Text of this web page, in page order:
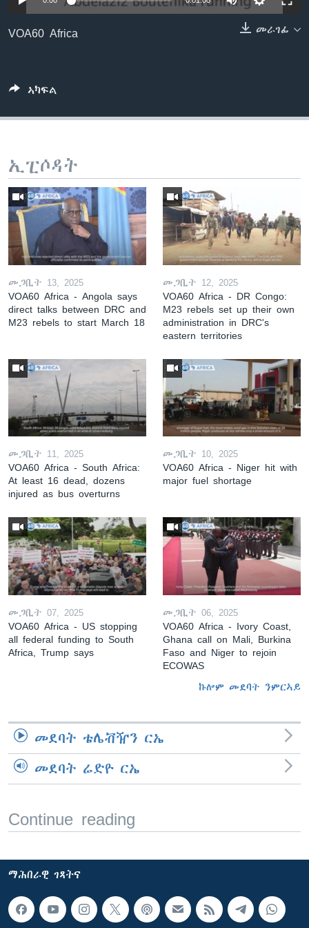
ቂሔ ጽልሚ
ቋንቋታት መራገፊ
VOA60 Africa
ኣካፍል
ኢፒሶዳት
መጋቢት 13, 2025
VOA60 Africa - Angola says
direct talks between DRC and
M23 rebels to start March 18
መጋቢት 12, 2025
VOA60 Africa - DR Congo:
M23 rebels set up their own
administration in DRC's
eastern territories
መጋቢት 11, 2025
VOA60 Africa - South Africa:
At least 16 dead, dozens
injured as bus overturns
መጋቢት 10, 2025
VOA60 Africa - Niger hit with
major fuel shortage
መጋቢት 07, 2025
VOA60 Africa - US stopping
all federal funding to South
Africa, Trump says
መጋቢት 06, 2025
VOA60 Africa - Ivory Coast,
Ghana call on Mali, Burkina
Faso and Niger to rejoin
ECOWAS
ኩሎም መደባት ንምርኣይ
መደባት ቴሌቭዥን ርኤ
መደባት ሬድዮ ርኤ
Continue reading
ማሕበራዊ ገጻትና